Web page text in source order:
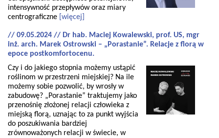
intensywność przepływów oraz miary
centrograficzne [więcej]
// 09.05.2024 // Dr hab. Maciej Kowalewski, prof. US, mgr
inż. arch. Marek Ostrowski – „Porastanie”. Relacje z florą w
epoce postkomfortocenu.
Czy i do jakiego stopnia możemy ustąpić
roślinom w przestrzeni miejskiej? Na ile
możemy sobie pozwolić, by wrosły w
zabudowę? „Porastanie” traktujemy jako
przenośnię złożonej relacji człowieka z
miejską florą, uznając to za punkt wyjścia
do poszukiwania bardziej
zrównoważonych relacji w świecie, w